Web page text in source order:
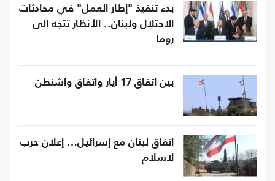
بدء تنفيذ "إطار العمل" في محادثات
الاحتلال ولبنان.. الأنظار تتجه إلى
روما
بين اتفاق 17 أيار واتفاق واشنطن
اتفاق لبنان مع إسرائيل… إعلان حرب
لاسلام